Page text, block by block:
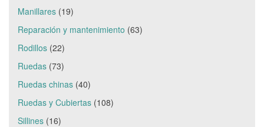
Manillares (19)
Reparación y mantenimiento (63)
Rodillos (22)
Ruedas (73)
Ruedas chinas (40)
Ruedas y Cubiertas (108)
Sillines (16)